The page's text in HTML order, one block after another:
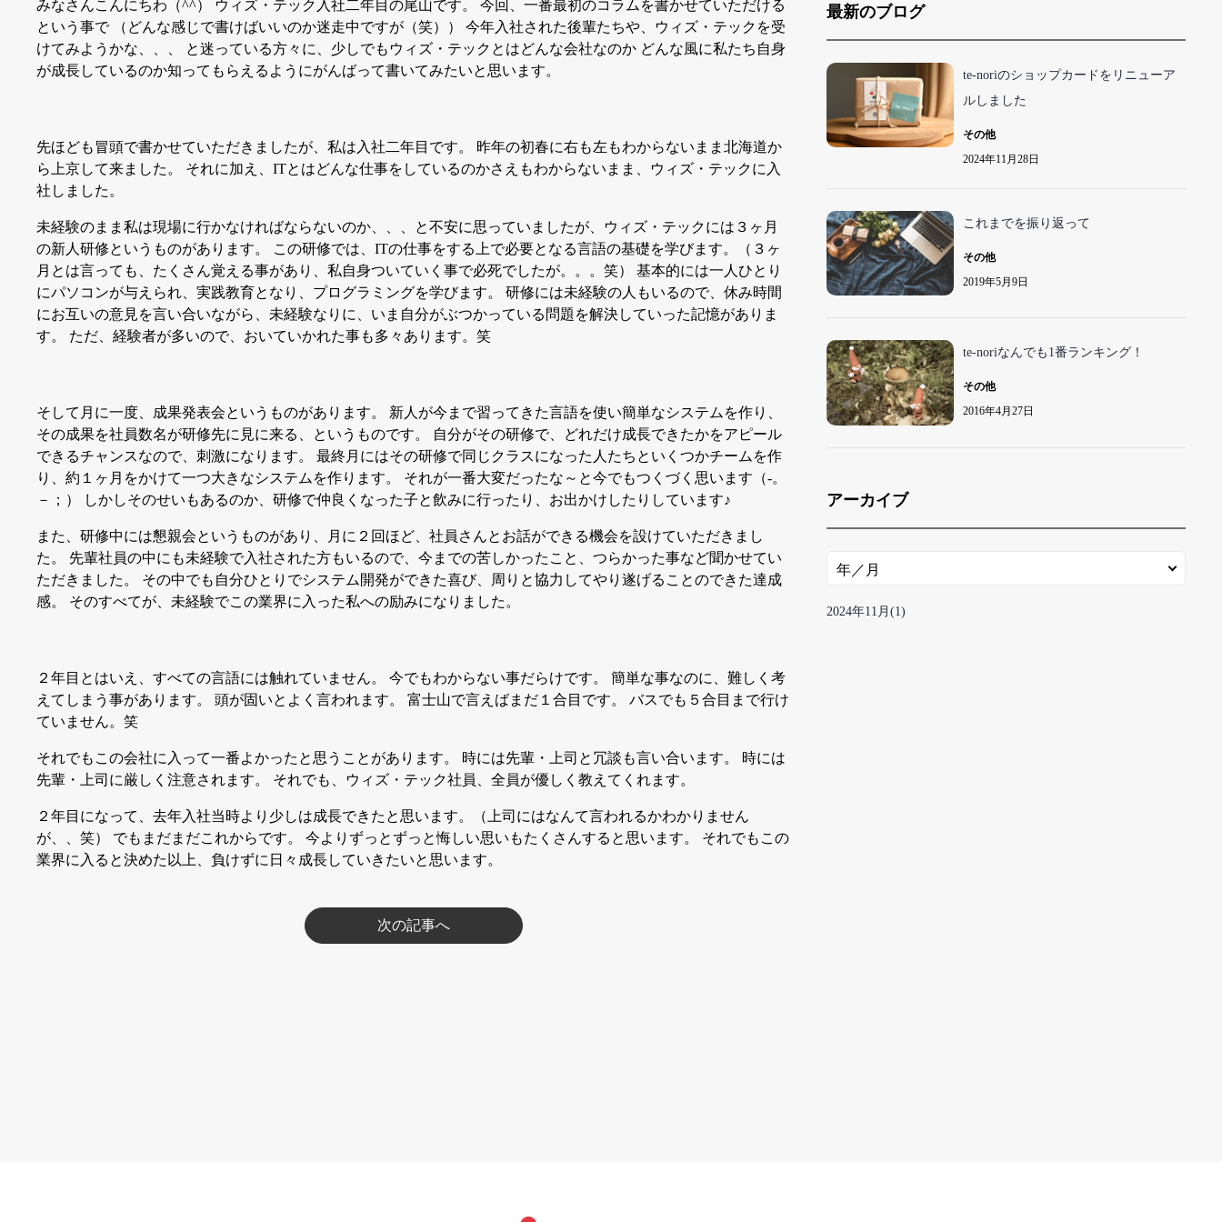
みなさんこんにちわ（^^） ウィズ・テック入社二年目の尾山です。 今回、一番最初のコラムを書かせていただける
という事で （どんな感じで書けばいいのか迷走中ですが（笑）） 今年入社された後輩たちや、ウィズ・テックを受
けてみようかな、、、 と迷っている方々に、少しでもウィズ・テックとはどんな会社なのか どんな風に私たち自身
が成長しているのか知ってもらえるようにがんばって書いてみたいと思います。
先ほども冒頭で書かせていただきましたが、私は入社二年目です。 昨年の初春に右も左もわからないまま北海道か
ら上京して来ました。 それに加え、ITとはどんな仕事をしているのかさえもわからないまま、ウィズ・テックに入
社しました。
未経験のまま私は現場に行かなければならないのか、、、と不安に思っていましたが、ウィズ・テックには３ヶ月
の新人研修というものがあります。 この研修では、ITの仕事をする上で必要となる言語の基礎を学びます。（３ヶ
月とは言っても、たくさん覚える事があり、私自身ついていく事で必死でしたが。。。笑） 基本的には一人ひとり
にパソコンが与えられ、実践教育となり、プログラミングを学びます。 研修には未経験の人もいるので、休み時間
にお互いの意見を言い合いながら、未経験なりに、いま自分がぶつかっている問題を解決していった記憶がありま
す。 ただ、経験者が多いので、おいていかれた事も多々あります。笑
そして月に一度、成果発表会というものがあります。 新人が今まで習ってきた言語を使い簡単なシステムを作り、
その成果を社員数名が研修先に見に来る、というものです。 自分がその研修で、どれだけ成長できたかをアピール
できるチャンスなので、刺激になります。 最終月にはその研修で同じクラスになった人たちといくつかチームを作
り、約１ヶ月をかけて一つ大きなシステムを作ります。 それが一番大変だったな～と今でもつくづく思います（-。
－；） しかしそのせいもあるのか、研修で仲良くなった子と飲みに行ったり、お出かけしたりしています♪
また、研修中には懇親会というものがあり、月に２回ほど、社員さんとお話ができる機会を設けていただきまし
た。 先輩社員の中にも未経験で入社された方もいるので、今までの苦しかったこと、つらかった事など聞かせてい
ただきました。 その中でも自分ひとりでシステム開発ができた喜び、周りと協力してやり遂げることのできた達成
感。 そのすべてが、未経験でこの業界に入った私への励みになりました。
２年目とはいえ、すべての言語には触れていません。 今でもわからない事だらけです。 簡単な事なのに、難しく考
えてしまう事があります。 頭が固いとよく言われます。 富士山で言えばまだ１合目です。 バスでも５合目まで行け
ていません。笑
それでもこの会社に入って一番よかったと思うことがあります。 時には先輩・上司と冗談も言い合います。 時には
先輩・上司に厳しく注意されます。 それでも、ウィズ・テック社員、全員が優しく教えてくれます。
２年目になって、去年入社当時より少しは成長できたと思います。（上司にはなんて言われるかわかりません
が、、笑） でもまだまだこれからです。 今よりずっとずっと悔しい思いもたくさんすると思います。 それでもこの
業界に入ると決めた以上、負けずに日々成長していきたいと思います。
次の記事へ
最新のブログ
te-noriのショップカードをリニューア
ルしました
その他
2024年11月28日
これまでを振り返って
その他
2019年5月9日
te-noriなんでも1番ランキング！
その他
2016年4月27日
アーカイブ
2024年11月(1)